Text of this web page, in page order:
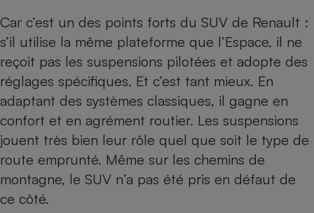
Car c’est un des points forts du SUV de Renault :
s’il utilise la même plateforme que l’Espace, il ne
reçoit pas les suspensions pilotées et adopte des
réglages spécifiques. Et c’est tant mieux. En
adaptant des systèmes classiques, il gagne en
confort et en agrément routier. Les suspensions
jouent très bien leur rôle quel que soit le type de
route emprunté. Même sur les chemins de
montagne, le SUV n’a pas été pris en défaut de
ce côté.